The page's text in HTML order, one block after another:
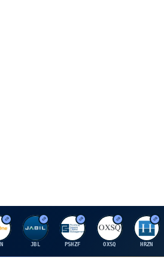
J
JBL
P
PSHZF
O
OXSQ
H
HRZN